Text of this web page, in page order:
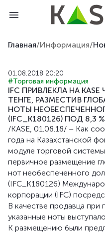
Главная/Информация/
01.08.2018 20:20
#Торговая информация
IFC ПРИВЛЕКЛА НА
ТЕНГЕ, РАЗМЕСТИВ
НОТЫ
(IFC_K180126) ПОД 8,3
/KASE, 01.08.18/ – Как
года на Казахстанской
модуле торговой
первичное размещение
нот необеспеченного
(IFC_K180126)
корпорации (IFC)
В качестве продавца
указанные ноты
К размещению были